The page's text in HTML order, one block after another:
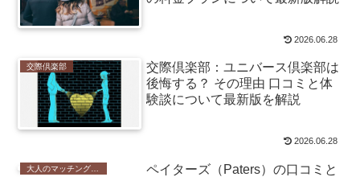
2026.06.28
交際倶楽部
交際倶楽部：ユニバース倶楽部は
後悔する？ その理由 口コミと体
験談について最新版を解説
2026.06.28
ペイターズ（Paters）の口コミと